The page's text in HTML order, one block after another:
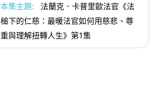
本集主題:
法蘭克．卡普里歐法官《法
槌下的仁慈：最暖法官如何用慈悲、尊
重與理解扭轉人生》第1集